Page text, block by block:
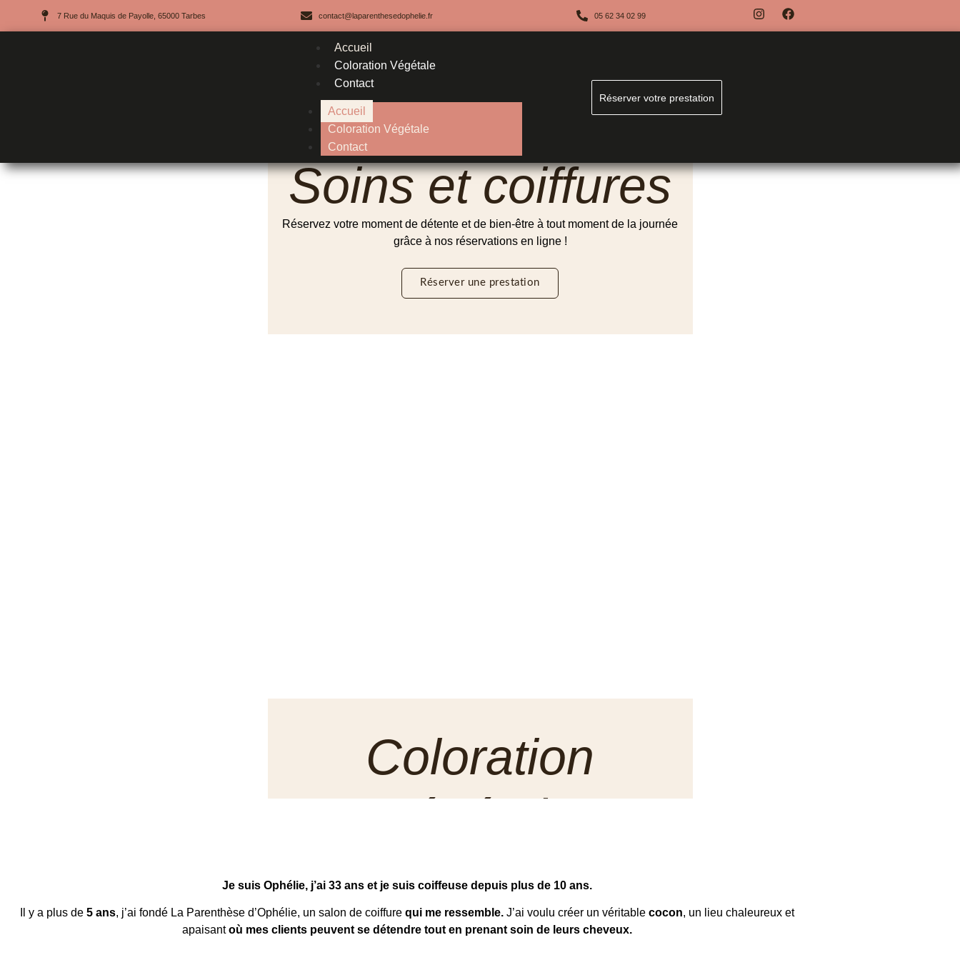
7 Rue du Maquis de Payolle, 65000 Tarbes contact@laparenthesedophelie.fr 05 62 34 02 99
Accueil
Coloration Végétale
Contact
Accueil
Coloration Végétale
Contact
Réserver votre prestation
Soins et coiffures
Réservez votre moment de détente et de bien-être à tout moment de la journée
grâce à nos réservations en ligne !
Réserver une prestation
Coloration
végétale
et naturelle, tout en respectant votre santé et l’environnement. Faites le choix
du naturel et révélez la beauté de vos cheveux !
Je suis Ophélie, j’ai 33 ans et je suis coiffeuse depuis plus de 10 ans.
Il y a plus de 5 ans, j’ai fondé La Parenthèse d’Ophélie, un salon de coiffure qui me ressemble. J’ai voulu créer un véritable cocon, un lieu chaleureux et
apaisantoù mes clients peuvent se détendre tout en prenant soin de leurs cheveux.